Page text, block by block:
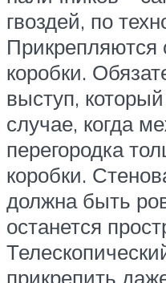
гвоздей, по
Прикрепляются
коробки.
выступ,
случае, когда
перегородка
коробки.
должна быть
останется
прикрепить